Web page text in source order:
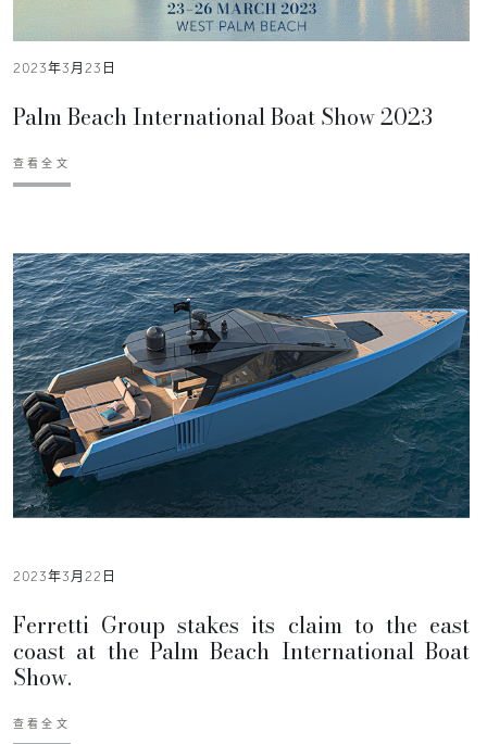
2023年3月23日
Palm Beach International Boat Show 2023
查看全文
2023年3月22日
Ferretti Group stakes its claim to the east
coast at the Palm Beach International Boat
Show.
查看全文